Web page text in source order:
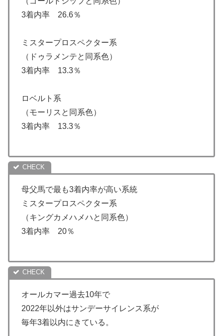
3着内率 26.6％
ミスタープロスペクター系
（ドゥラメンテと同系色）
3着内率 13.3％
ロベルト系
（モーリスと同系色）
3着内率 13.3％
母父馬で最も3着内率が高い系統
ミスタープロスペクター系
（キングカメハメハと同系色）
3着内率 20％
オールカマー過去10年で
2022年以外はサンデーサイレンス系が
毎年3着以内にきている。